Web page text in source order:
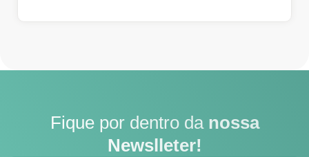
Fique por dentro da nossa
Newslleter!